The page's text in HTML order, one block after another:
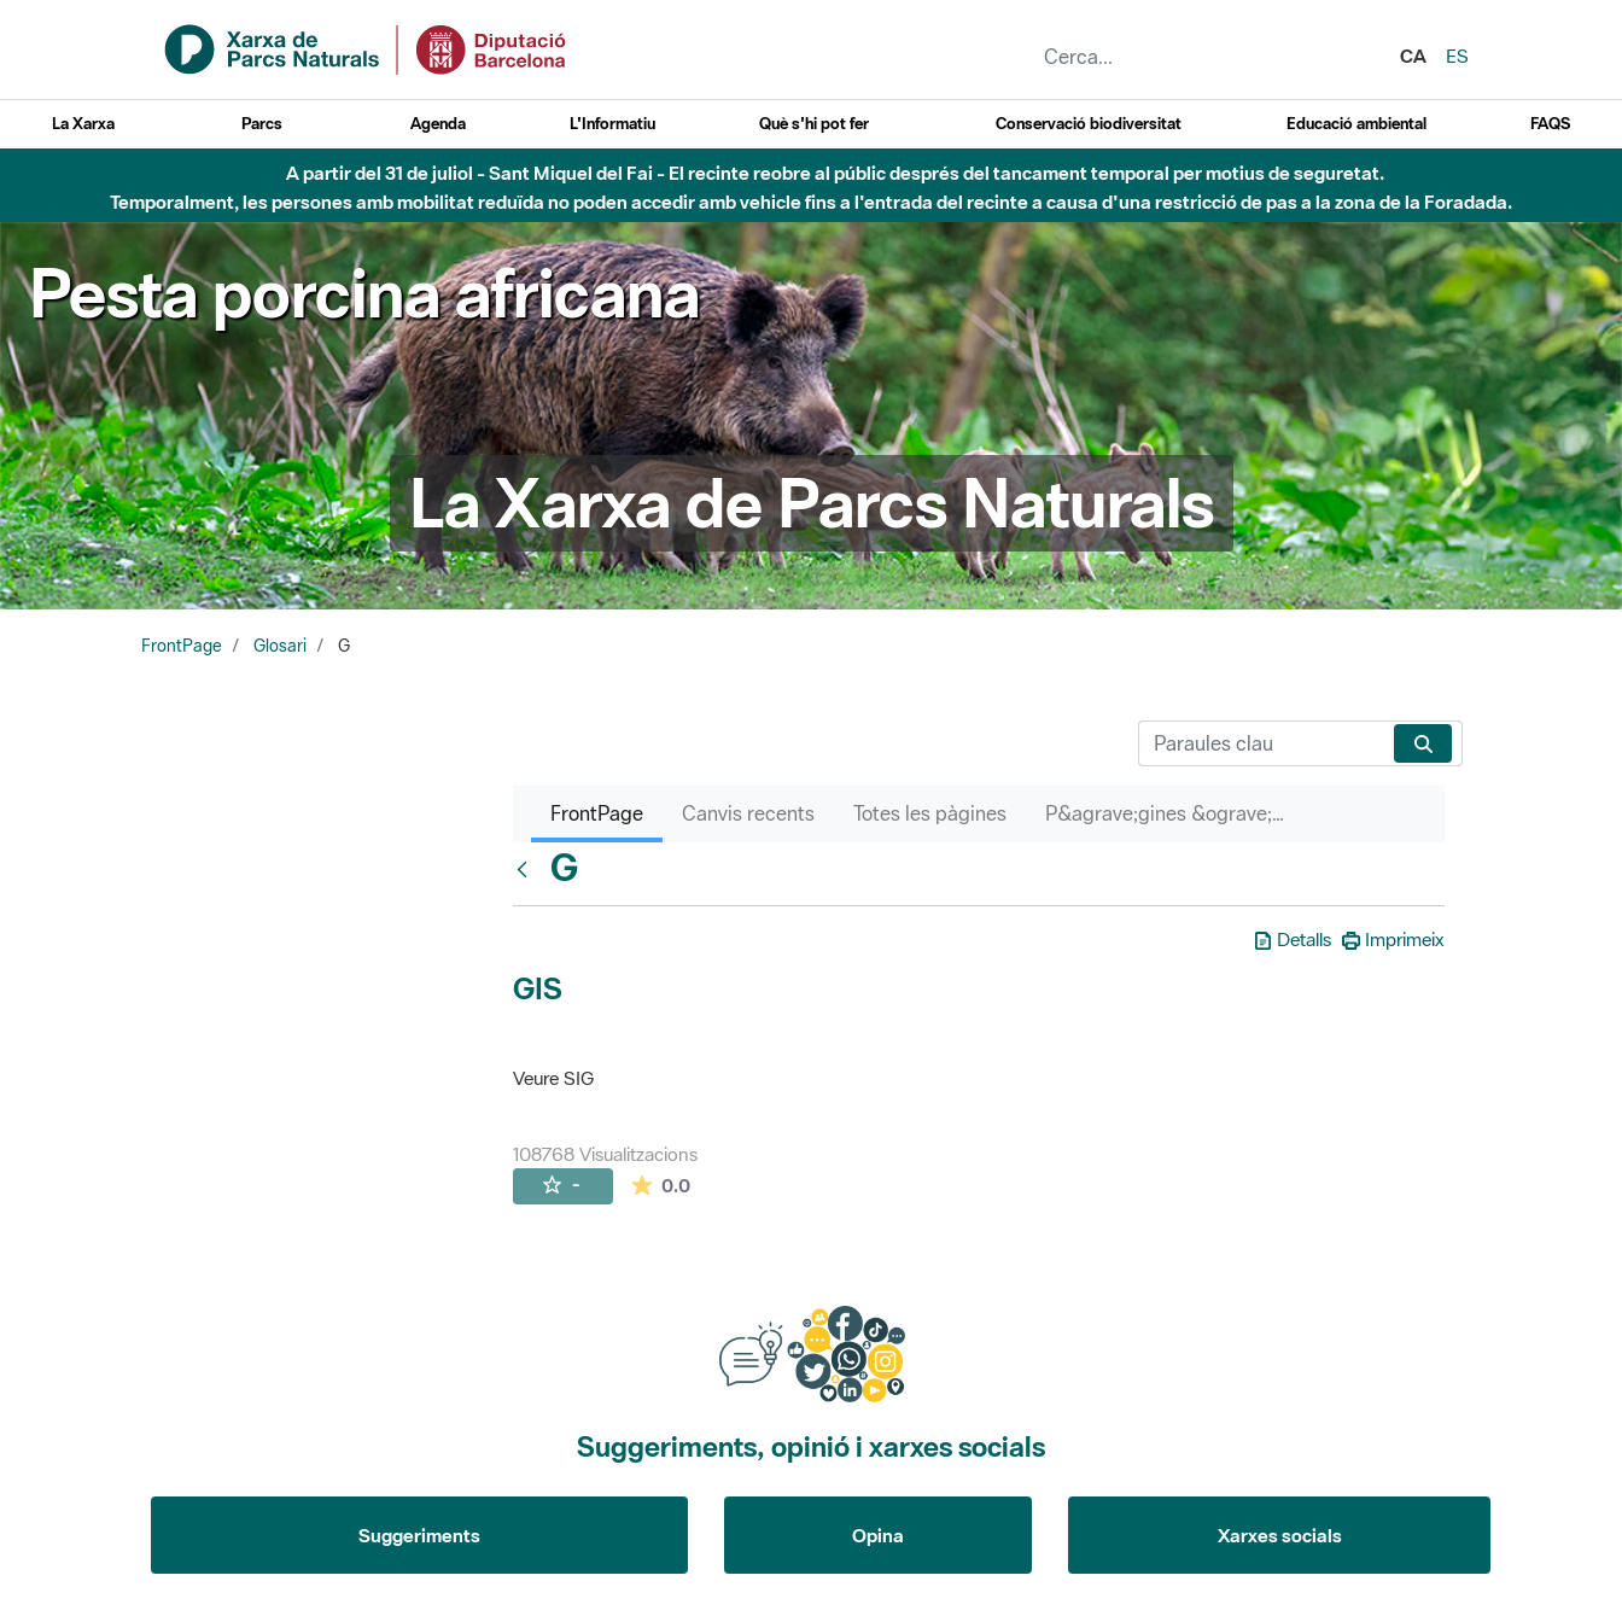
Salta al contingut principal
CA
ES
La Xarxa Parcs Agenda L'Informatiu Què s'hi pot fer Conservació biodiversitat Educació ambiental FAQS
A partir del 31 de juliol - Sant Miquel del Fai - El recinte reobre al públic després del tancament temporal per motius de seguretat.
Temporalment, les persones amb mobilitat reduïda no poden accedir amb vehicle fins a l'entrada del recinte a causa d'una restricció de pas a la zona de la Foradada.
Pesta porcina africana
La Xarxa de Parcs Naturals
FrontPage Glosari G
FrontPage Canvis recents Totes les pàgines P&agrave;gines &ograve;rfenes
G
Detalls Imprimeix
GIS
Veure SIG
108768 Visualitzacions
- 0.0La mitjana de les valoracions és de 0 estrelles de 5.
Suggeriments, opinió i xarxes socials
Suggeriments Opina Xarxes socials